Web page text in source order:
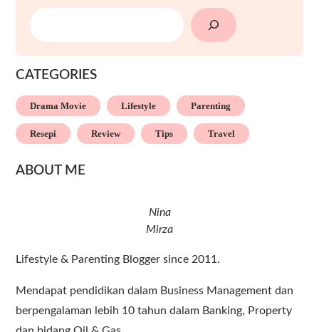
SEARCH
CATEGORIES
Drama Movie Lifestyle Parenting
Resepi Review Tips Travel
ABOUT ME
Nina
Mirza
Lifestyle & Parenting Blogger since 2011.
Mendapat pendidikan dalam Business Management dan
berpengalaman lebih 10 tahun dalam Banking, Property